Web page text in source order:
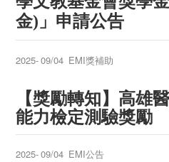
金)」申請公告
2025-09/04 EMI獎補助
【獎勵轉知】高雄
能力檢定測驗獎勵
2025-09/04 EMI公告